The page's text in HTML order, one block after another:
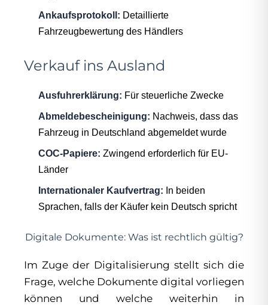
Ankaufsprotokoll: Detaillierte
Fahrzeugbewertung des Händlers
Verkauf ins Ausland
Ausfuhrerklärung: Für steuerliche Zwecke
Abmeldebescheinigung: Nachweis, dass das
Fahrzeug in Deutschland abgemeldet wurde
COC-Papiere: Zwingend erforderlich für EU-
Länder
Internationaler Kaufvertrag: In beiden
Sprachen, falls der Käufer kein Deutsch spricht
Digitale Dokumente: Was ist rechtlich gültig?
Im Zuge der Digitalisierung stellt sich die
Frage, welche Dokumente digital vorliegen
können und welche weiterhin in